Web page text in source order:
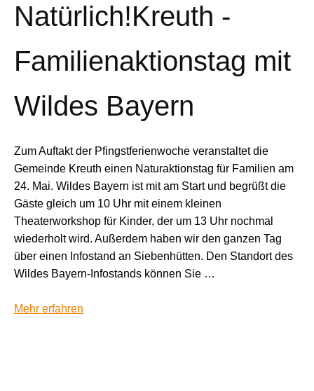
Natürlich!Kreuth -
Familienaktionstag mit
Wildes Bayern
Zum Auftakt der Pfingstferienwoche veranstaltet die
Gemeinde Kreuth einen Naturaktionstag für Familien am
24. Mai. Wildes Bayern ist mit am Start und begrüßt die
Gäste gleich um 10 Uhr mit einem kleinen
Theaterworkshop für Kinder, der um 13 Uhr nochmal
wiederholt wird. Außerdem haben wir den ganzen Tag
über einen Infostand an Siebenhütten. Den Standort des
Wildes Bayern-Infostands können Sie …
Mehr erfahren